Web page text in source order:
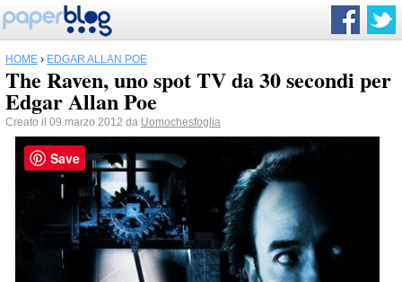
HOME › EDGAR ALLAN POE
The Raven, uno spot TV da 30 secondi per
Edgar Allan Poe
Creato il 09 marzo 2012 da Uomochesfoglia
Save